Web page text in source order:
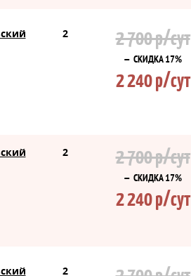
2 2 700 р/сут
— СКИДКА 17%
2 240 р/сут
2 2 700 р/сут
— СКИДКА 17%
2 240 р/сут
2